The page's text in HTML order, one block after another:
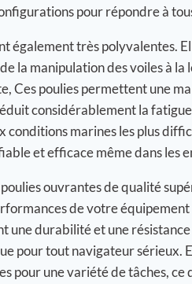
pour répondre à
également très polyvalentes.
la manipulation des voiles à la
Ces poulies permettent une
considérablement la
conditions marines les plus
et efficace même dans les
ouvrantes de qualité
de votre
une durabilité et une
pour tout navigateur sérieux.
pour une variété de tâches, ce